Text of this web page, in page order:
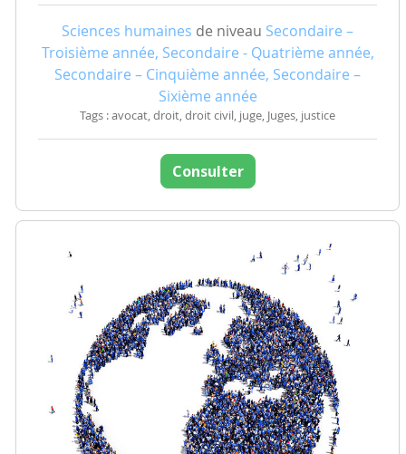
Sciences humaines de niveau Secondaire –
Troisième année, Secondaire - Quatrième année,
Secondaire – Cinquième année, Secondaire –
Sixième année
Tags : avocat, droit, droit civil, juge, Juges, justice
Consulter